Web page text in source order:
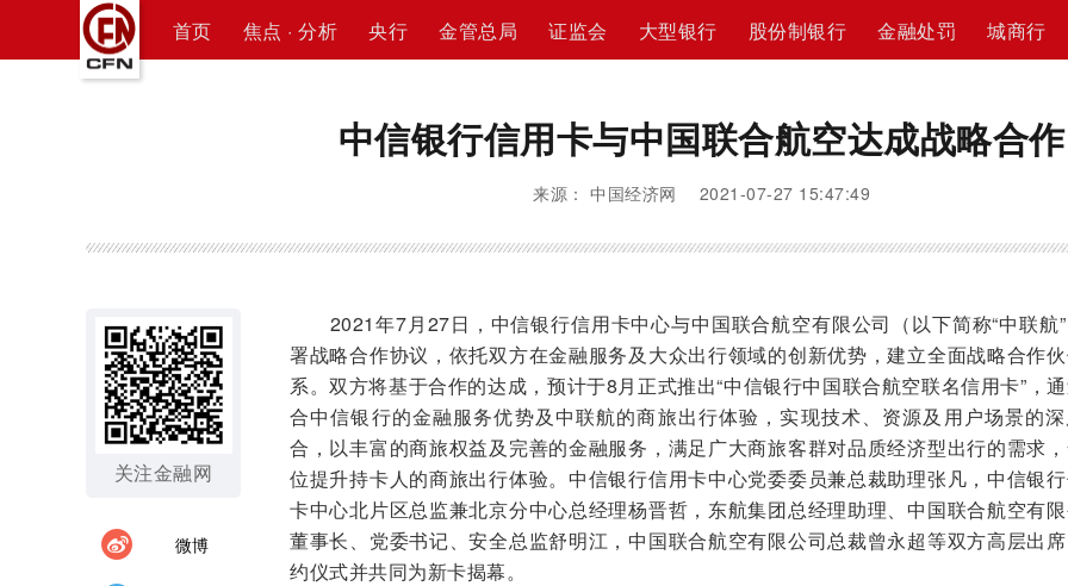
首页 焦点 · 分析 央行 金管总局 证监会 大型银行 股份制银行 金融处罚 城商行
中信银行信用卡与中国联合航空达成战略合作
来源： 中国经济网 2021-07-27 15:47:49
关注金融网
微博
2021年7月27日，中信银行信用卡中心与中国联合航空有限公司（以下简称“中联航
署战略合作协议，依托双方在金融服务及大众出行领域的创新优势，建立全面战略合作
系。双方将基于合作的达成，预计于8月正式推出“中信银行中国联合航空联名信用卡”，
合中信银行的金融服务优势及中联航的商旅出行体验，实现技术、资源及用户场景的
合，以丰富的商旅权益及完善的金融服务，满足广大商旅客群对品质经济型出行的需求
位提升持卡人的商旅出行体验。中信银行信用卡中心党委委员兼总裁助理张凡，中信银
卡中心北片区总监兼北京分中心总经理杨晋哲，东航集团总经理助理、中国联合航空有
董事长、党委书记、安全总监舒明江，中国联合航空有限公司总裁曾永超等双方高层出
约仪式并共同为新卡揭幕。